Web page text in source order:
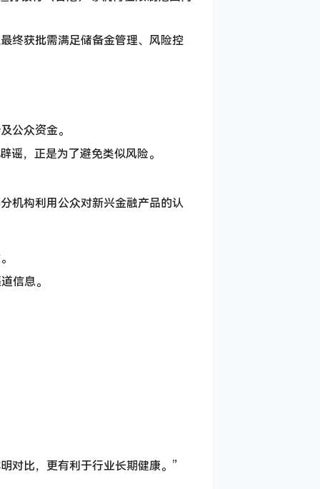
终获批需满足储备金管理、风险控
公众资金。
谣，正是为了避免类似风险。
机构利用公众对新兴金融产品的认
信息。
对比，更有利于行业长期健康。”